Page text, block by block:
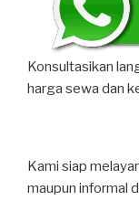
Konsultasikan
harga sewa dan
Kami siap
maupun informal